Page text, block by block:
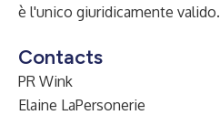
è l'unico giuridicamente valido.
Contacts
PR Wink
Elaine LaPersonerie